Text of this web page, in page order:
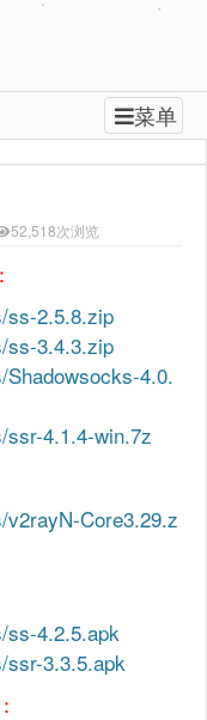
菜单
52,518次浏览
ss-2.5.8.zip
ss-3.4.3.zip
4.0.
ssr-4.1.4-win.7z
Core3.29.z
ss-4.2.5.apk
ssr-3.3.5.apk